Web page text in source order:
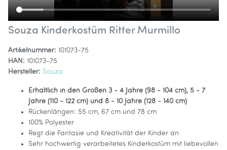
Souza Kinderkostüm Ritter Murmillo
Artikelnummer: 101073-75
HAN: 101073-75
Hersteller: Souza
Erhältlich in den Größen 3 - 4 Jahre (98 - 104 cm), 5 - 7
Jahre (110 - 122 cm) und 8 - 10 Jahre (128 - 140 cm)
Rückenlängen: 55 cm, 67 cm und 78 cm
100% Polyester
Regt die Fantasie und Kreativität der Kinder an
Sehr hochwertig verarbeitetes Kinderkostüm mit liebevollen